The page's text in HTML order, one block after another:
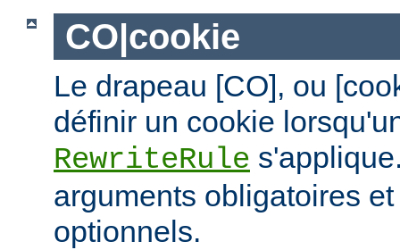
CO|cookie
Le drapeau [CO], ou
définir un cookie
RewriteRule
arguments obligatoires
optionnels.